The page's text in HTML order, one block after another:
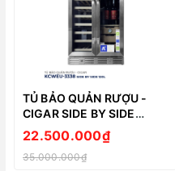
TỦ BẢO QUẢN RƯỢU -
CIGAR SIDE BY SIDE
KOCHER KCWEU-3338,
DUNG TÍCH 120L, MÀU
INOX
22.500.000₫
35.000.000₫